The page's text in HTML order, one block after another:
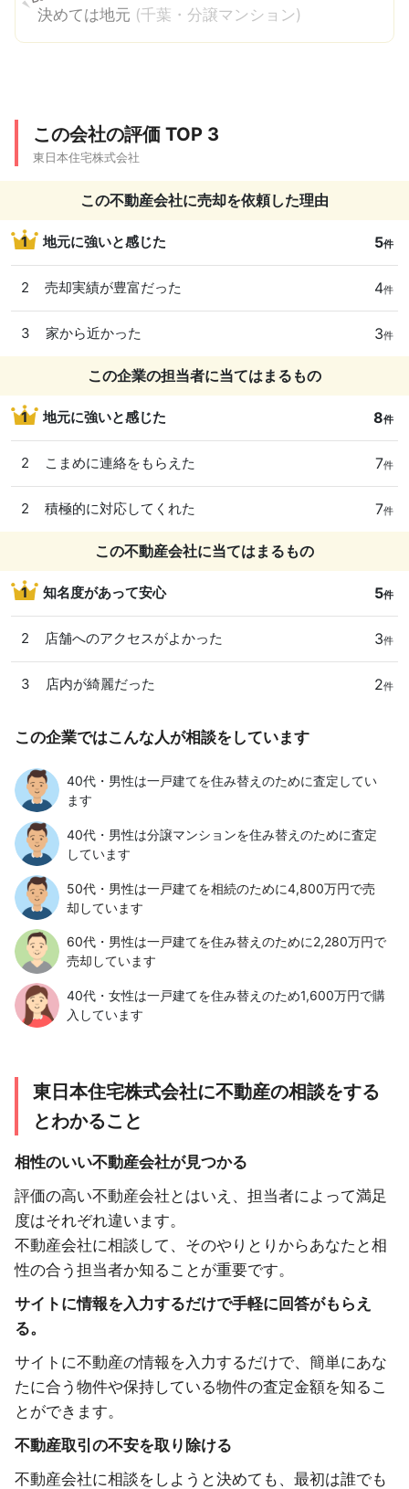
決めては地元 (千葉・分譲マンション)
この会社の評価 TOP 3
東日本住宅株式会社
この不動産会社に売却を依頼した理由
1 地元に強いと感じた 5件
2 売却実績が豊富だった 4件
3 家から近かった 3件
この企業の担当者に当てはまるもの
1 地元に強いと感じた 8件
2 こまめに連絡をもらえた 7件
2 積極的に対応してくれた 7件
この不動産会社に当てはまるもの
1 知名度があって安心 5件
2 店舗へのアクセスがよかった 3件
3 店内が綺麗だった 2件
この企業ではこんな人が相談をしています
40代・男性は一戸建てを住み替えのために査定してい
ます
40代・男性は分譲マンションを住み替えのために査定
しています
50代・男性は一戸建てを相続のために4,800万円で売
却しています
60代・男性は一戸建てを住み替えのために2,280万円で
売却しています
40代・女性は一戸建てを住み替えのため1,600万円で購
入しています
東日本住宅株式会社に不動産の相談をする
とわかること
相性のいい不動産会社が見つかる
評価の高い不動産会社とはいえ、担当者によって満足
度はそれぞれ違います。
不動産会社に相談して、そのやりとりからあなたと相
性の合う担当者か知ることが重要です。
サイトに情報を入力するだけで手軽に回答がもらえ
る。
サイトに不動産の情報を入力するだけで、簡単にあな
たに合う物件や保持している物件の査定金額を知るこ
とができます。
不動産取引の不安を取り除ける
不動産会社に相談をしようと決めても、最初は誰でも